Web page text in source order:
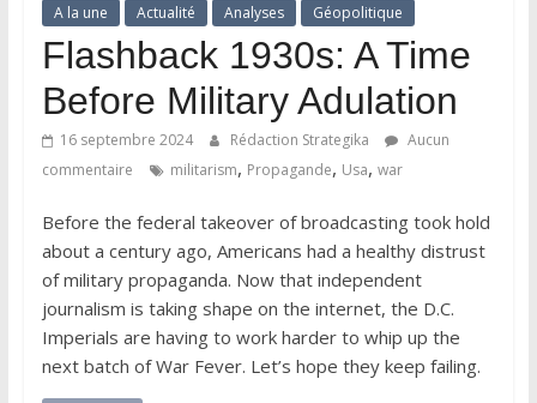
A la une Actualité Analyses Géopolitique
Flashback 1930s: A Time
Before Military Adulation
16 septembre 2024 Rédaction Strategika
Aucun
commentaire
militarism, Propagande, Usa, war
Before the federal takeover of broadcasting took hold
about a century ago, Americans had a healthy distrust
of military propaganda. Now that independent
journalism is taking shape on the internet, the D.C.
Imperials are having to work harder to whip up the
next batch of War Fever. Let’s hope they keep failing.